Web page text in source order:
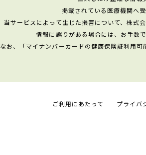
掲載されている医療機関へ
当サービスによって生じた損害について、株式
情報に誤りがある場合には、お手数
なお、「マイナンバーカードの健康保険証利用
ご利用にあたって プライバ